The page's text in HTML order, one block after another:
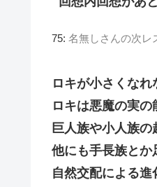
75: 名無しさんの次レ
ロキが小さくな
ロキは悪魔の実
巨人族や小人族
他にも手長族とか
自然交配による